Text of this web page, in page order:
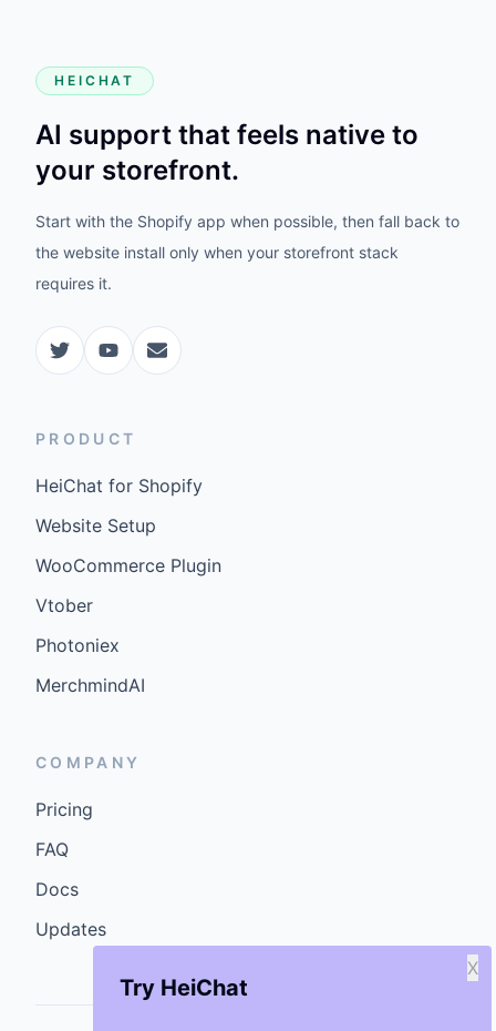
Try HeiChat
X
HEICHAT
AI support that feels native to
your storefront.
Start with the Shopify app when possible, then fall back to
the website install only when your storefront stack
requires it.
PRODUCT
HeiChat for Shopify
Website Setup
WooCommerce Plugin
Vtober
Photoniex
MerchmindAI
COMPANY
Pricing
FAQ
Docs
Updates